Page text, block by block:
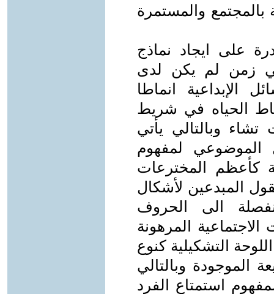
بالمجتمع والمستمرة
على ايجاد نماذج
زمن لم يكن لدى
الإبداعية انماطا
الحياه في شريط
وبالتالي يأتي
الموضوعي لمفهوم
كأعظم المخترعات
المبدعين لأشكال
الى الحروف
المرهونة
التشكيلية كنوع
الموجودة وبالتالي
استمتاع الفرد